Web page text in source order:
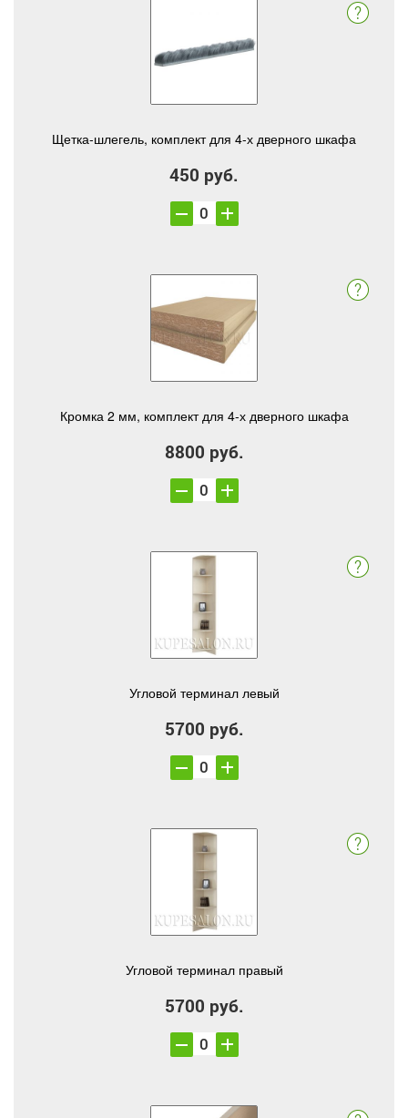
Щетка-шлегель, комплект для 4-х дверного шкафа
450 руб.
Кромка 2 мм, комплект для 4-х дверного шкафа
8800 руб.
Угловой терминал левый
5700 руб.
Угловой терминал правый
5700 руб.